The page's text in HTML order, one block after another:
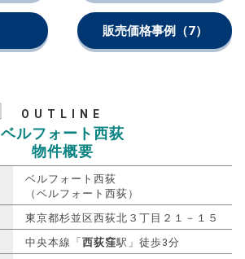
販売価格事例 （7）
OUTLINE
ベルフォート西荻
物件概要
ベルフォート西荻
（ベルフォート西荻）
東京都杉並区西荻北３丁目２１－１５
中央本線「西荻窪駅」徒歩3分